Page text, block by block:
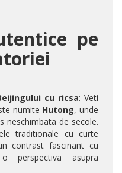
pe
cu ricsa: Veti
numite Hutong, unde
neschimbata de secole.
traditionale cu curte
contrast fascinant cu
perspectiva asupra